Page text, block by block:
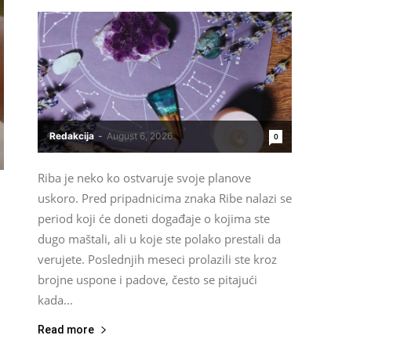
Redakcija - August 6, 2026 0
Riba je neko ko ostvaruje svoje planove
uskoro. Pred pripadnicima znaka Ribe nalazi se
period koji će doneti događaje o kojima ste
dugo maštali, ali u koje ste polako prestali da
verujete. Poslednjih meseci prolazili ste kroz
brojne uspone i padove, često se pitajući
kada...
Read more